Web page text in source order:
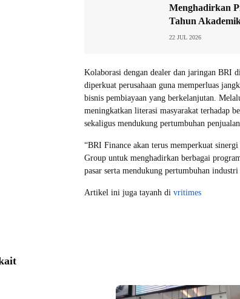
Menghadirkan
Tahun
22 JUL 2026
Kolaborasi dengan dealer dan jaringan BRI
diperkuat perusahaan guna memperluas
bisnis pembiayaan yang berkelanjutan.
meningkatkan literasi masyarakat terhadap
sekaligus mendukung pertumbuhan
“BRI Finance akan terus memperkuat
Group untuk menghadirkan berbagai
pasar serta mendukung pertumbuhan
Artikel ini juga tayanh di vritimes